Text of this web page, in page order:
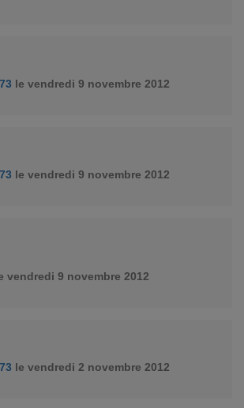
le vendredi 9 novembre 2012
le vendredi 9 novembre 2012
vendredi 9 novembre 2012
le vendredi 2 novembre 2012